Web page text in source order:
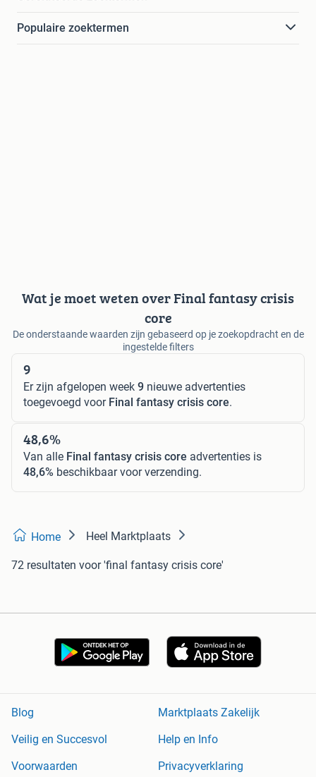
Populaire zoektermen
Wat je moet weten over Final fantasy crisis
core
De onderstaande waarden zijn gebaseerd op je zoekopdracht en de
ingestelde filters
9
Er zijn afgelopen week 9 nieuwe advertenties
toegevoegd voor Final fantasy crisis core.
48,6%
Van alle Final fantasy crisis core advertenties is
48,6% beschikbaar voor verzending.
Home Heel Marktplaats
72 resultaten voor 'final fantasy crisis core'
Blog
Marktplaats Zakelijk
Veilig en Succesvol
Help en Info
Voorwaarden
Privacyverklaring